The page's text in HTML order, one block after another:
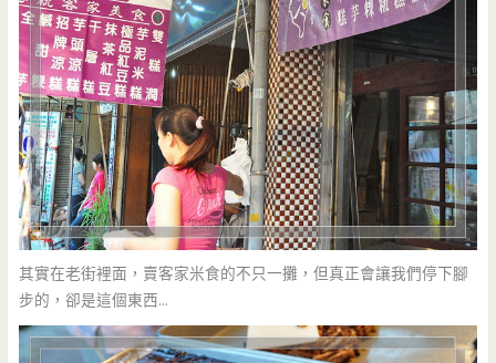
其實在老街裡面，賣客家米食的不只一攤，但真正會讓我們停下腳
步的，卻是這個東西…